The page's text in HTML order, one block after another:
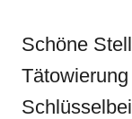
Schöne